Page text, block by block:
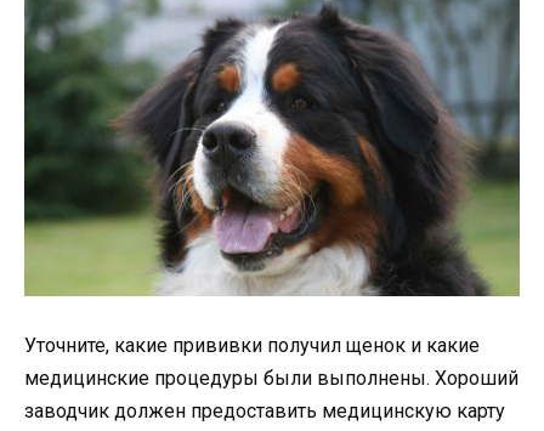
Уточните, какие прививки получил щенок и какие
медицинские процедуры были выполнены. Хороший
заводчик должен предоставить медицинскую карту